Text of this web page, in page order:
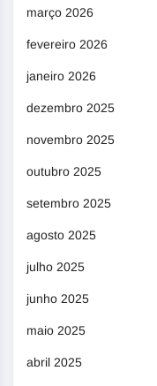
março 2026
fevereiro 2026
janeiro 2026
dezembro 2025
novembro 2025
outubro 2025
setembro 2025
agosto 2025
julho 2025
junho 2025
maio 2025
abril 2025